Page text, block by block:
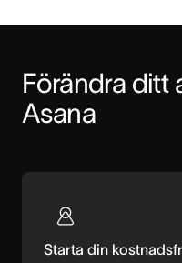
Förändra ditt
Asana
Starta din